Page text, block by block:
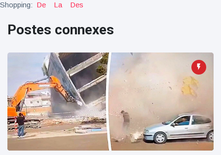
première
18 March
Shopping: De La Des
Postes connexes